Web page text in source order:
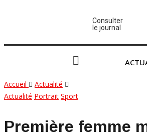
Consulter
le journal
Accueil
Actualité
Actualité Portrait Sport
Première femme